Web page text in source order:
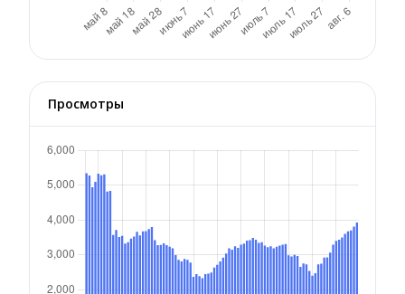
Просмотры